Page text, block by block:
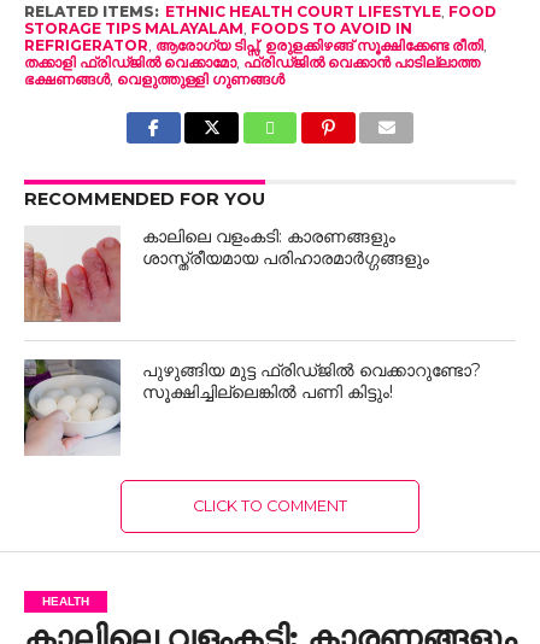
RELATED ITEMS: ETHNIC HEALTH COURT LIFESTYLE, FOOD
STORAGE TIPS MALAYALAM FOODS TO AVOID IN
REFRIGERATOR ആരോഗ്യ ടിപ്സ്, ഉരുളക്കിഴങ്ങ് സൂക്ഷിക്കേണ്ട രീതി,
തക്കാളി ഫ്രിഡ്ജിൽ വെക്കാമോ, ഫ്രിഡ്ജിൽ വെക്കാൻ പാടില്ലാത്ത
ഭക്ഷണങ്ങൾ, വെളുത്തുള്ളി ഗുണങ്ങൾ
RECOMMENDED FOR YOU
കാലിലെ വളംകടി: കാരണങ്ങളും
ശാസ്ത്രീയമായ പരിഹാരമാർഗ്ഗങ്ങളും
പുഴുങ്ങിയ മുട്ട ഫ്രിഡ്ജിൽ വെക്കാറുണ്ടോ?
സൂക്ഷിച്ചില്ലെങ്കിൽ പണി കിട്ടും!
CLICK TO COMMENT
HEALTH